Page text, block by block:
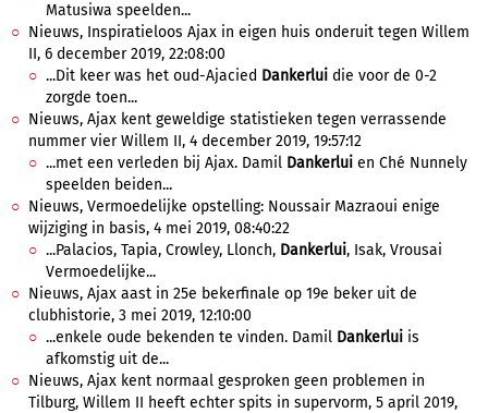
Matusiwa speelden...
Nieuws, Inspiratieloos Ajax in eigen huis onderuit tegen Willem
II, 6 december 2019, 22:08:00
...Dit keer was het oud-Ajacied Dankerlui die voor de 0-2
zorgde toen...
Nieuws, Ajax kent geweldige statistieken tegen verrassende
nummer vier Willem II, 4 december 2019, 19:57:12
...met een verleden bij Ajax. Damil Dankerlui en Ché Nunnely
speelden beiden...
Nieuws, Vermoedelijke opstelling: Noussair Mazraoui enige
wijziging in basis, 4 mei 2019, 08:40:22
...Palacios, Tapia, Crowley, Llonch, Dankerlui, Isak, Vrousai
Vermoedelijke...
Nieuws, Ajax aast in 25e bekerfinale op 19e beker uit de
clubhistorie, 3 mei 2019, 12:10:00
...enkele oude bekenden te vinden. Damil Dankerlui is
afkomstig uit de...
Nieuws, Ajax kent normaal gesproken geen problemen in
Tilburg, Willem II heeft echter spits in supervorm, 5 april 2019,